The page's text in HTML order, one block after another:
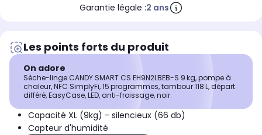
Garantie légale :2 ans
Les points forts du produit
On adore
Sèche-linge CANDY SMART CS EH9N2LBEB-S 9 kg, pompe à
chaleur, NFC SimplyFi, 15 programmes, tambour 118 L, départ
différé, EasyCase, LED, anti-froissage, noir.
Capacité XL (9kg) - silencieux (66 db)
Capteur d'humidité